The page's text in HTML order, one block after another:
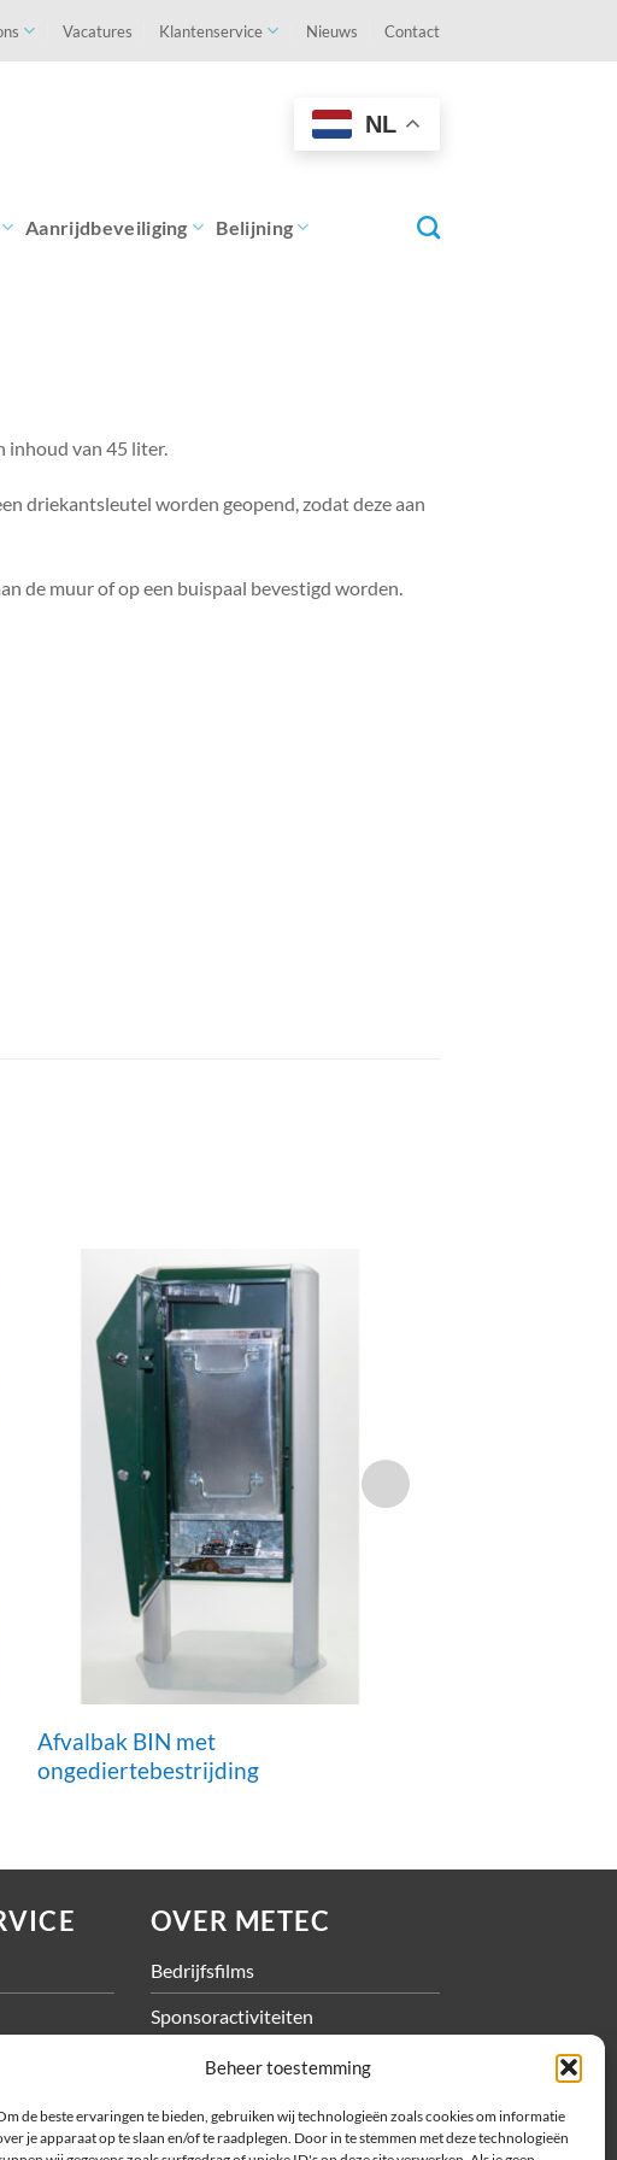
Beheer toestemming
de beste ervaringen te bieden, gebruiken wij technologieën zoals cookies om informatie
je apparaat op te slaan en/of te raadplegen. Door in te stemmen met deze technologieën
Vacatures Klantenservice Nieuws Contact
NL
Aanrijdbeveiliging Belijning
inhoud van 45 liter.
driekantsleutel worden geopend, zodat deze aan
de muur of op een buispaal bevestigd worden.
Afvalbak BIN met
ongediertebestrijding
OVER METEC
Bedrijfsfilms
Sponsoractiviteiten
Vacatures